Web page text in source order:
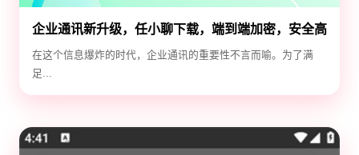
企业通讯新升级，任小聊下载，端到端加密，安全高
效！
在这个信息爆炸的时代，企业通讯的重要性不言而喻。为了满
足...